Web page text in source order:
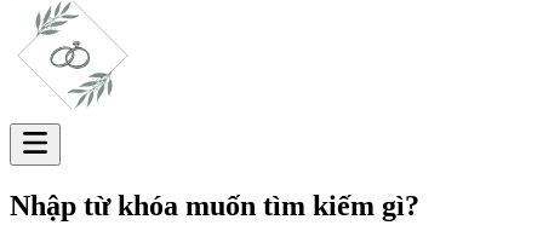
Nhập từ khóa muốn tìm kiếm gì?